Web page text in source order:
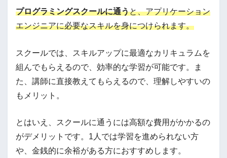
プログラミングスクールに通うと、アプリケーション
エンジニアに必要なスキルを身につけられます。
スクールでは、スキルアップに最適なカリキュラムを
組んでもらえるので、効率的な学習が可能です。ま
た、講師に直接教えてもらえるので、理解しやすいの
もメリット。
とはいえ、スクールに通うには高額な費用がかかるの
がデメリットです。1人では学習を進められない方
や、金銭的に余裕がある方におすすめします。